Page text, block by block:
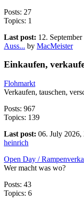
Posts: 27
Topics: 1
Last post: 12.
Auss... by MacMeister
Einkaufen,
Flohmarkt
Verkaufen, tauschen,
Posts: 967
Topics: 139
Last post: 06. July 2026,
heinrich
Open Day /
Wer macht was wo?
Posts: 43
Topics: 6